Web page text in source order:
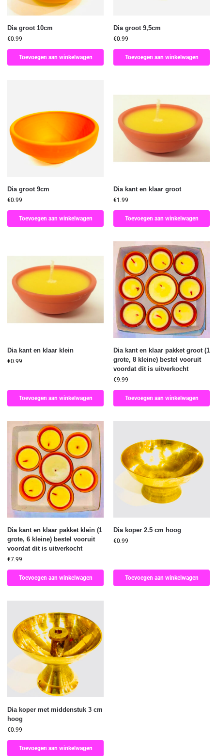
Dia groot 10cm
€0.99
Toevoegen aan winkelwagen
Dia groot 9,5cm
€0.99
Toevoegen aan winkelwagen
Dia groot 9cm
€0.99
Toevoegen aan winkelwagen
Dia kant en klaar groot
€1.99
Toevoegen aan winkelwagen
Dia kant en klaar klein
€0.99
Toevoegen aan winkelwagen
Dia kant en klaar pakket groot (1
grote, 8 kleine) bestel vooruit
voordat dit is uitverkocht
€9.99
Toevoegen aan winkelwagen
Dia kant en klaar pakket klein (1
grote, 6 kleine) bestel vooruit
voordat dit is uitverkocht
€7.99
Toevoegen aan winkelwagen
Dia koper 2.5 cm hoog
€0.99
Toevoegen aan winkelwagen
Dia koper met middenstuk 3 cm
hoog
€0.99
Toevoegen aan winkelwagen